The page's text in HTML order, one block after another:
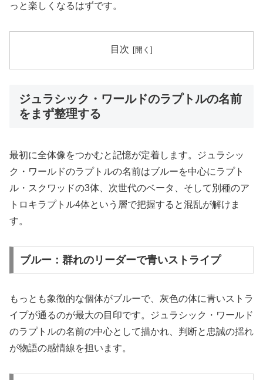
っと楽しくなるはずです。
目次
ジュラシック・ワールドのラプトルの名前
をまず整理する
最初に全体像をつかむと記憶が定着します。ジュラシッ
ク・ワールドのラプトルの名前はブルーを中心にラプト
ル・スクワッドの3体、次世代のベータ、そして別種のア
トロキラプトル4体という層で把握すると混乱が解けま
す。
ブルー：群れのリーダーで青いストライプ
もっとも象徴的な個体がブルーで、灰色の体に青いストラ
イプが通るのが最大の目印です。ジュラシック・ワールド
のラプトルの名前の中心として描かれ、判断と忠誠の揺れ
が物語の感情線を担います。